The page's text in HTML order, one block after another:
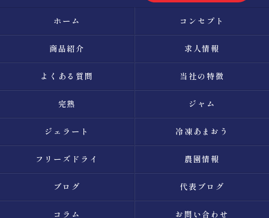
ホーム コンセプト
商品紹介 求人情報
よくある質問 当社の特徴
完熟 ジャム
ジェラート 冷凍あまおう
フリーズドライ 農園情報
ブログ 代表ブログ
コラム お問い合わせ